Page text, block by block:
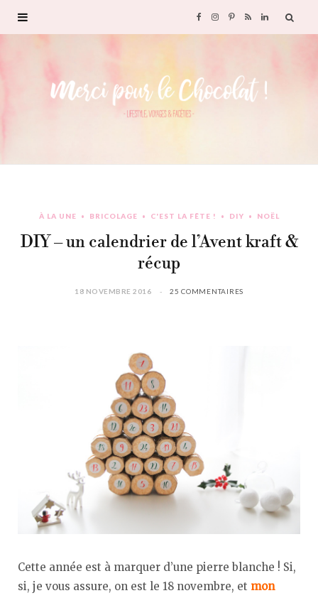
F
c
o
I
m
P
n
e
t
R
S
L
I
À LA UNE BRICOLAGE C'EST LA FÊTE ! DIY NOËL
DIY – un calendrier de l’Avent kraft &
récup
18 NOVEMBRE 2016 25 COMMENTAIRES
Cette année est à marquer d’une pierre blanche ! Si,
si, je vous assure, on est le 18 novembre, et mon